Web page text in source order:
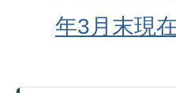
年3月末現